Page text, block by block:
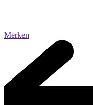
Merken